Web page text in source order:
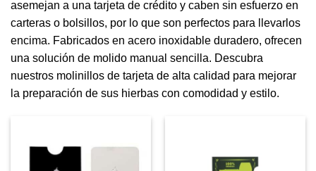
asemejan a una tarjeta de crédito y caben sin esfuerzo en
carteras o bolsillos, por lo que son perfectos para llevarlos
encima. Fabricados en acero inoxidable duradero, ofrecen
una solución de molido manual sencilla. Descubra
nuestros molinillos de tarjeta de alta calidad para mejorar
la preparación de sus hierbas con comodidad y estilo.